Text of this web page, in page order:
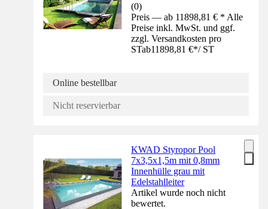
(0)
Preis — ab 11898,81 € * Alle
Preise inkl. MwSt. und ggf.
zzgl. Versandkosten pro
STab11898,81 €*/ ST
Online bestellbar
Nicht reservierbar
KWAD Styropor Pool
7x3,5x1,5m mit 0,8mm
Innenhülle grau mit
Edelstahlleiter
Artikel wurde noch nicht
bewertet.